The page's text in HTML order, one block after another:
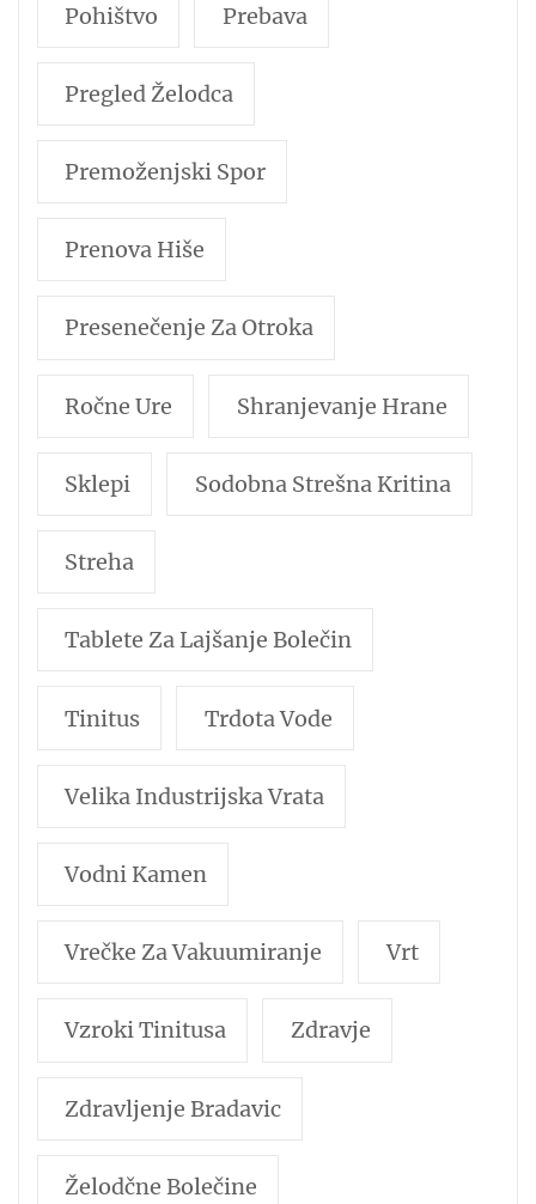
Pohištvo Prebava
Pregled Želodca
Premoženjski Spor
Prenova Hiše
Presenečenje Za Otroka
Ročne Ure Shranjevanje Hrane
Sklepi Sodobna Strešna Kritina
Streha
Tablete Za Lajšanje Bolečin
Tinitus Trdota Vode
Velika Industrijska Vrata
Vodni Kamen
Vrečke Za Vakuumiranje Vrt
Vzroki Tinitusa Zdravje
Zdravljenje Bradavic
Želodčne Bolečine